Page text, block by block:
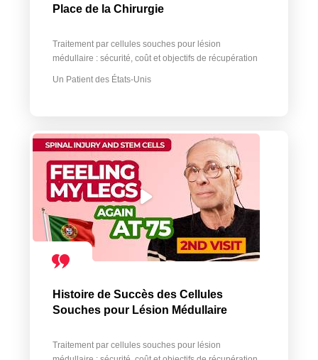
Place de la Chirurgie
Traitement par cellules souches pour lésion
médullaire : sécurité, coût et objectifs de récupération
Un Patient des États-Unis
Histoire de Succès des Cellules
Souches pour Lésion Médullaire
Traitement par cellules souches pour lésion